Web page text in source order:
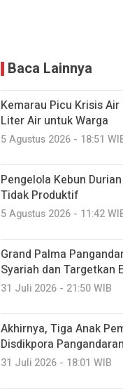
Baca Lainnya
Kemarau Picu Krisis
Liter Air untuk Warga
5 Agustus 2026 - 18:51
Pengelola Kebun
Tidak Produktif ‎
5 Agustus 2026 - 11:42
Grand Palma
Syariah dan Targetkan
31 Juli 2026 - 21:50 WIB
Akhirnya, Tiga Anak
Disdikpora
31 Juli 2026 - 18:01 WIB